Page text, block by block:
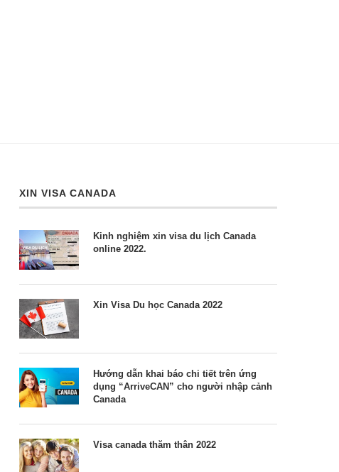
XIN VISA CANADA
Kinh nghiệm xin visa du lịch Canada
online 2022.
Xin Visa Du học Canada 2022
Hướng dẫn khai báo chi tiết trên ứng
dụng “ArriveCAN” cho người nhập cảnh
Canada
Visa canada thăm thân 2022